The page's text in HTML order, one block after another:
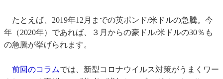
たとえば、2019年12月までの英ポンド/米ドルの急騰。今
年（2020年）であれば、３月からの豪ドル/米ドルの30％も
の急騰が挙げられます。
前回のコラムでは、新型コロナウイルス対策がうまくワー